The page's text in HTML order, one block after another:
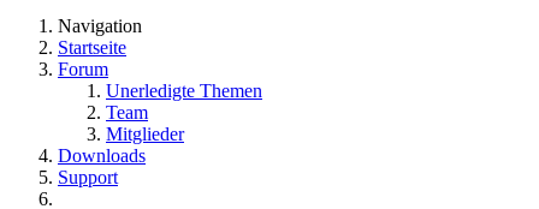
Navigation
Startseite
Forum
Unerledigte Themen
Team
Mitglieder
Downloads
Support